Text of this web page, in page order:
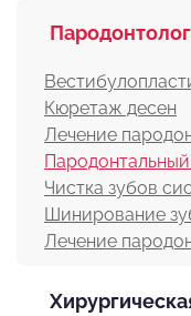
Кюретаж десен
Лечение
Чистка зубов
Шинирование
Лечение